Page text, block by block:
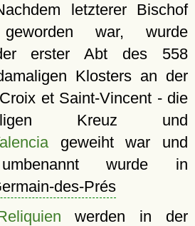
letzterer Bischof
war, wurde
erster Abt des 558
Klosters an der
et Saint-Vincent - die
Kreuz und
geweiht war und
wurde in
des-Prés
werden in der